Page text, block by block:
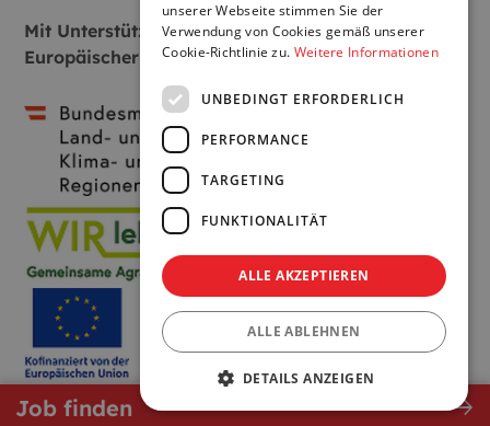
Job finden east
Mit Unterstützung von Bund, Land und
Europäischer Union:
unserer Webseite stimmen Sie der
Verwendung von Cookies gemäß unserer
Cookie-Richtlinie zu. Weitere Informationen
UNBEDINGT ERFORDERLICH
PERFORMANCE
TARGETING
FUNKTIONALITÄT
ALLE AKZEPTIEREN
ALLE ABLEHNEN
DETAILS ANZEIGEN